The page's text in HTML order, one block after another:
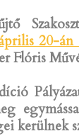
20-
Flóris
kerülnek